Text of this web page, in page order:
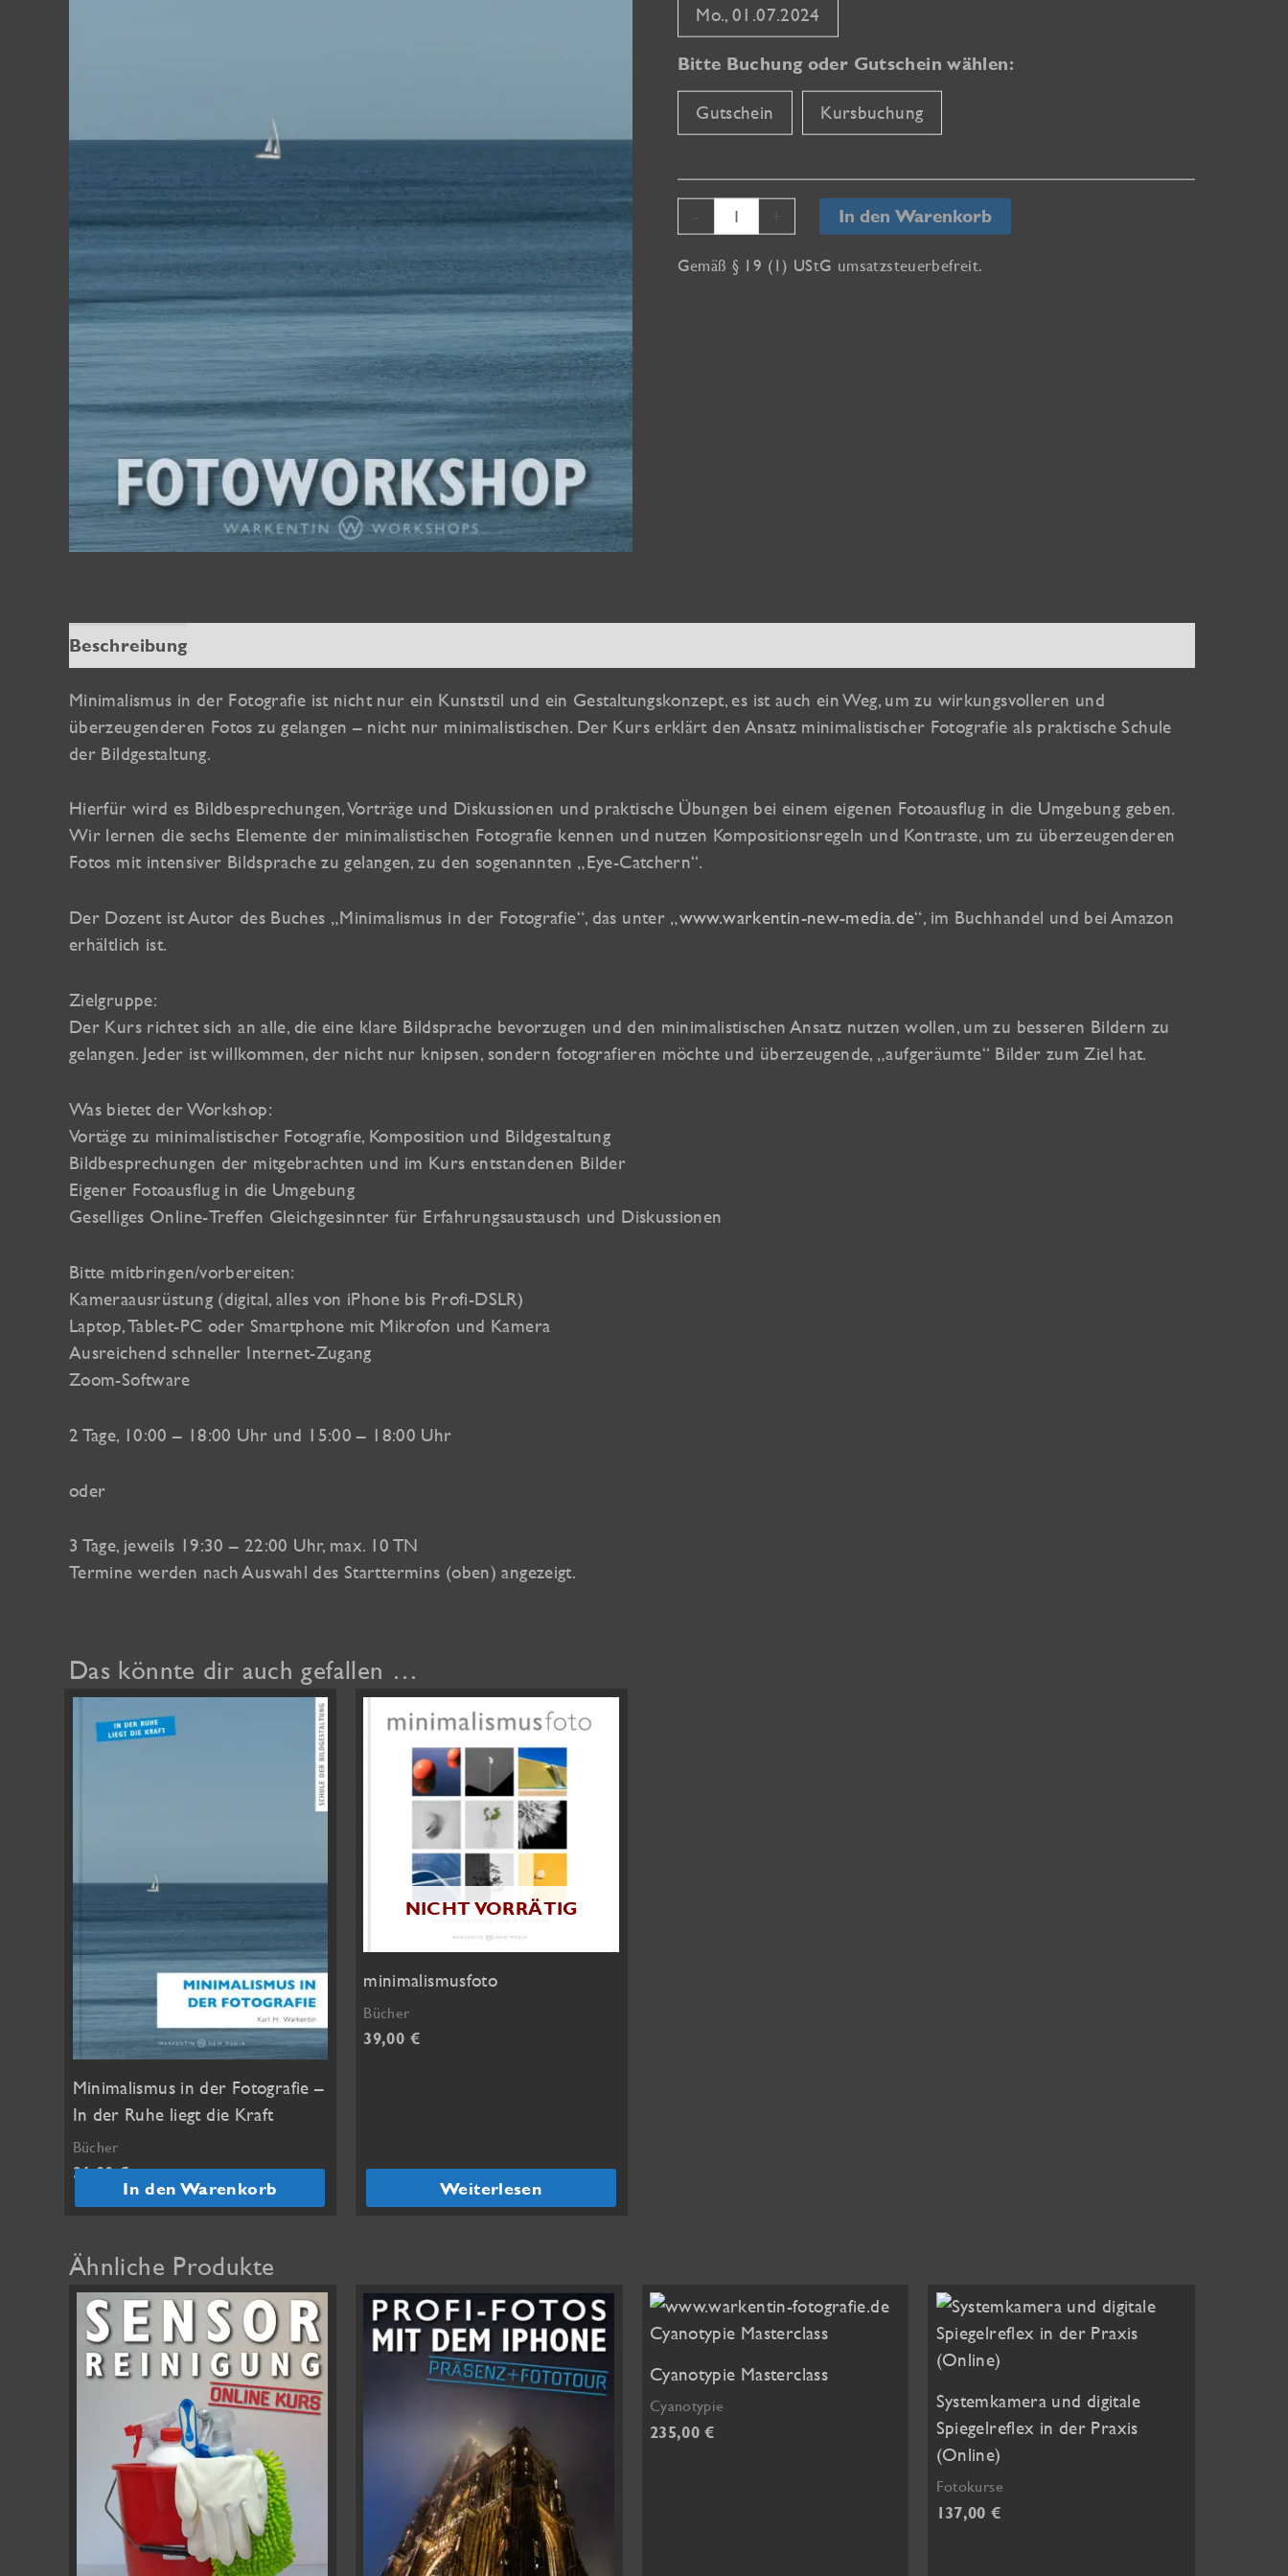
Mo., 01.07.2024
Bitte Buchung oder Gutschein wählen:
Gutschein Kursbuchung
-
Minimalismus
in
der
+ In den Warenkorb
Gemäß § 19 (1) UStG umsatzsteuerbefreit.
Beschreibung
Minimalismus in der Fotografie ist nicht nur ein Kunststil und ein Gestaltungskonzept, es ist auch ein Weg, um zu wirkungsvolleren und
überzeugenderen Fotos zu gelangen – nicht nur minimalistischen. Der Kurs erklärt den Ansatz minimalistischer Fotografie als praktische Schule
der Bildgestaltung.
Hierfür wird es Bildbesprechungen, Vorträge und Diskussionen und praktische Übungen bei einem eigenen Fotoausflug in die Umgebung geben.
Wir lernen die sechs Elemente der minimalistischen Fotografie kennen und nutzen Kompositionsregeln und Kontraste, um zu überzeugenderen
Fotos mit intensiver Bildsprache zu gelangen, zu den sogenannten „Eye-Catchern“.
Der Dozent ist Autor des Buches „Minimalismus in der Fotografie“, das unter „www.warkentin-new-media.de“, im Buchhandel und bei Amazon
erhältlich ist.
Zielgruppe:
Der Kurs richtet sich an alle, die eine klare Bildsprache bevorzugen und den minimalistischen Ansatz nutzen wollen, um zu besseren Bildern zu
gelangen. Jeder ist willkommen, der nicht nur knipsen, sondern fotografieren möchte und überzeugende, „aufgeräumte“ Bilder zum Ziel hat.
Was bietet der Workshop:
Vortäge zu minimalistischer Fotografie, Komposition und Bildgestaltung
Bildbesprechungen der mitgebrachten und im Kurs entstandenen Bilder
Eigener Fotoausflug in die Umgebung
Geselliges Online-Treffen Gleichgesinnter für Erfahrungsaustausch und Diskussionen
Bitte mitbringen/vorbereiten:
Kameraausrüstung (digital, alles von iPhone bis Profi-DSLR)
Laptop, Tablet-PC oder Smartphone mit Mikrofon und Kamera
Ausreichend schneller Internet-Zugang
Zoom-Software
2 Tage, 10:00 – 18:00 Uhr und 15:00 – 18:00 Uhr
oder
3 Tage, jeweils 19:30 – 22:00 Uhr, max. 10 TN
Termine werden nach Auswahl des Starttermins (oben) angezeigt.
Das könnte dir auch gefallen …
Minimalismus in der Fotografie –
In der Ruhe liegt die Kraft
Bücher
36,00€
In den Warenkorb
NICHT VORRÄTIG
minimalismusfoto
Bücher
39,00 €
Weiterlesen
Ähnliche Produkte
Cyanotypie Masterclass
Cyanotypie
235,00€
Systemkamera und digitale
Spiegelreflex in der Praxis
(Online)
Fotokurse
137,00€